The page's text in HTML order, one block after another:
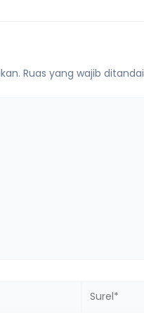
Ruas yang wajib ditandai
Surel*